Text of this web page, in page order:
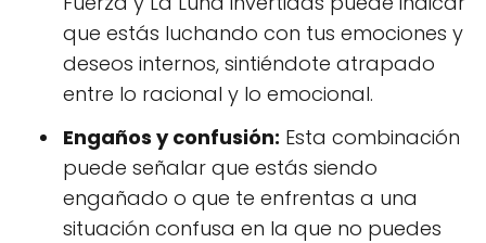
que estás luchando con tus emociones y
deseos internos, sintiéndote atrapado
entre lo racional y lo emocional.
Engaños y confusión: Esta combinación
puede señalar que estás siendo
engañado o que te enfrentas a una
situación confusa en la que no puedes